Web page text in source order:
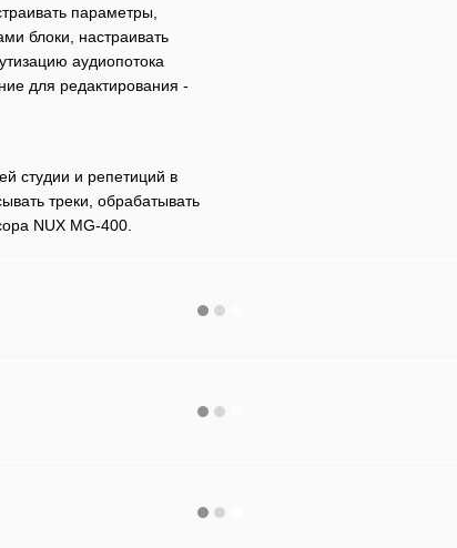
параметры,
блоки, настраивать
аудиопотока
для редактирования -
студии и репетиций в
треки, обрабатывать
NUX MG-400.